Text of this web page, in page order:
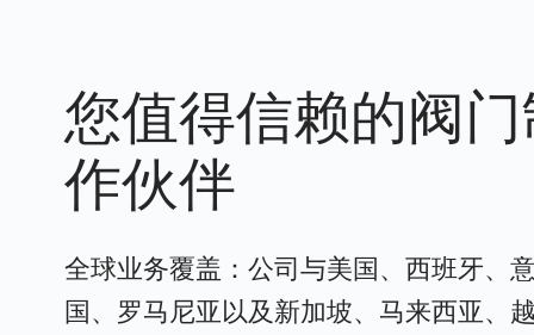
您值得信赖的阀
作伙伴
全球业务覆盖：公司与美国、西班牙、
国、罗马尼亚以及新加坡、马来西亚、